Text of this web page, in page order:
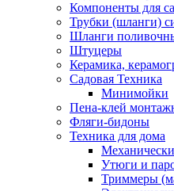
Компоненты для
Трубки (шланги)
Шланги
Штуцеры
Керамика,
Садовая Техника
Минимойки
Пена-клей
Фляги-бидоны
Техника для дома
Утюги и
Триммеры